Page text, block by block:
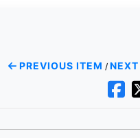
PREVIOUS ITEM /